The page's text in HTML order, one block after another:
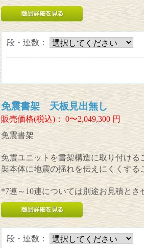
段・連数：
免震書架 天板見出無し
販売価格(税込)： 0〜2,049,300円
免震書架
免震ユニットを書架構造に取り付け
架本体に地震の揺れを伝えにくくす
*7連～10連については別途お見積とさ
段・連数：